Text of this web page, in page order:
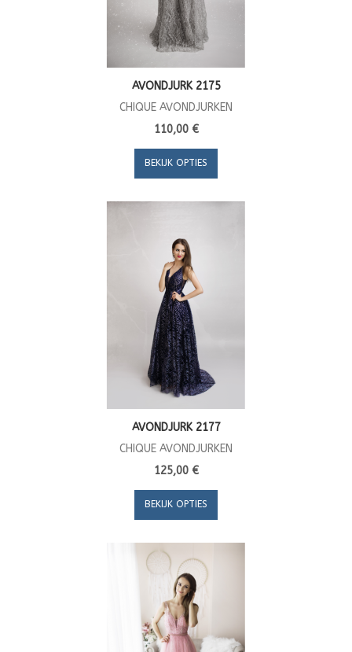
AVONDJURK 2175
CHIQUE AVONDJURKEN
110,00 €
BEKIJK OPTIES
AVONDJURK 2177
CHIQUE AVONDJURKEN
125,00 €
BEKIJK OPTIES